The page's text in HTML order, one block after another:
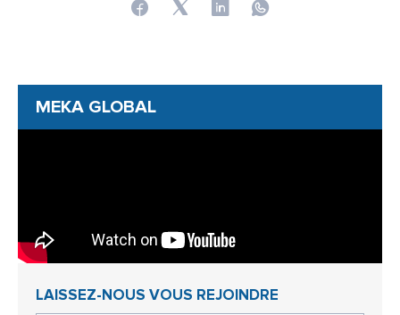
MEKA GLOBAL
LAISSEZ-NOUS VOUS REJOINDRE